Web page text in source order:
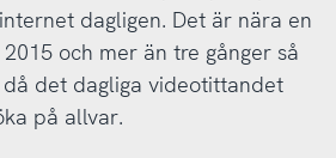
dagligen. Det är nära en
och mer än tre gånger så
då det dagliga videotittandet
på allvar.